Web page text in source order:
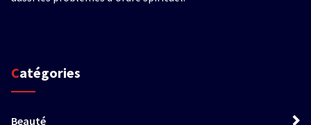
Catégories
Beauté